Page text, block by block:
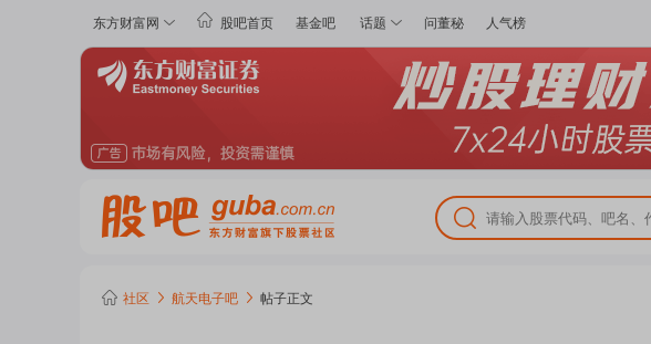
东方财富网 股吧首页 基金吧 话题 问董秘 人气榜
社区 航天电子吧 帖子正文